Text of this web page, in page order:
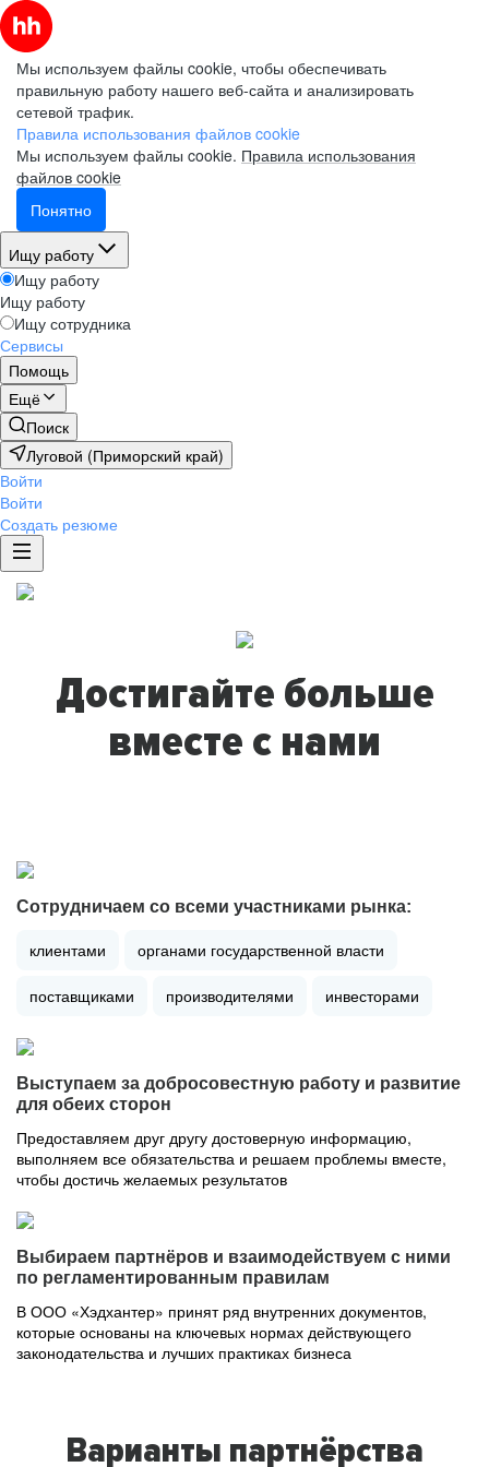
Мы используем файлы cookie, чтобы обеспечивать
правильную работу нашего веб-сайта и анализировать
сетевой трафик.
Правила использования файлов cookie
Мы используем файлы cookie. Правила использования
файлов cookie
Понятно
Ищу работу
Ищу работу
Ищу работу
Ищу сотрудника
Сервисы
Помощь
Ещё
Поиск
Луговой (Приморский край)
Войти
Войти
Создать резюме
Достигайте больше
вместе с нами
Сотрудничаем со всеми участниками рынка:
клиентами органами государственной власти
поставщиками производителями инвесторами
Выступаем за добросовестную работу и развитие
для обеих сторон
Предоставляем друг другу достоверную информацию,
выполняем все обязательства и решаем проблемы вместе,
чтобы достичь желаемых результатов
Выбираем партнёров и взаимодействуем с ними
по регламентированным правилам
В ООО «Хэдхантер» принят ряд внутренних документов,
которые основаны на ключевых нормах действующего
законодательства и лучших практиках бизнеса
Варианты партнёрства